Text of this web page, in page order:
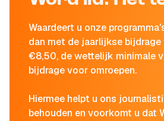
Waardeert u onze
dan met de jaarlijkse bijdrage
€8,50, de wettelijk minimale
bijdrage voor omroepen.
Hiermee helpt u ons
behouden en voorkomt u dat